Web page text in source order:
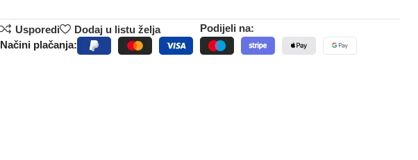
Usporedi Dodaj u listu želja
Podijeli na:
Načini plačanja: